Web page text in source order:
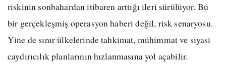
riskinin sonbahardan itibaren arttığı ileri sürülüyor. Bu
bir gerçekleşmiş operasyon haberi değil, risk senaryosu.
Yine de sınır ülkelerinde tahkimat, mühimmat ve siyasi
caydırıcılık planlarının hızlanmasına yol açabilir.